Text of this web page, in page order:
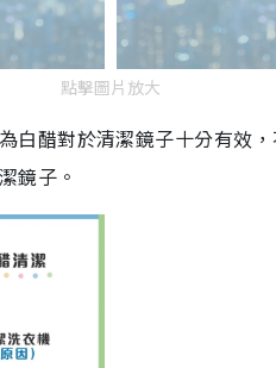
點擊圖片放大
白醋對於清潔鏡子十分有效
鏡子。